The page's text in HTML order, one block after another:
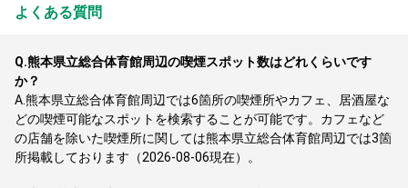
よくある質問
Q.熊本県立総合体育館周辺の喫煙スポット数はどれくらいです
か？
A.熊本県立総合体育館周辺では6箇所の喫煙所やカフェ、居酒屋な
どの喫煙可能なスポットを検索することが可能です。カフェなど
の店舗を除いた喫煙所に関しては熊本県立総合体育館周辺では3箇
所掲載しております（2026-08-06現在）。